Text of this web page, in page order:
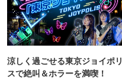
涼しく過ごせる東京ジョイポリ
スで絶叫＆ホラーを満喫！